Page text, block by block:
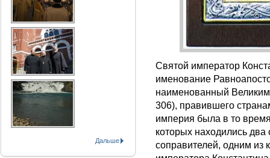
Святой император
именование
наименованный
306), правившего
империя была в то
которых находились
соправителей, одним из
Дальше